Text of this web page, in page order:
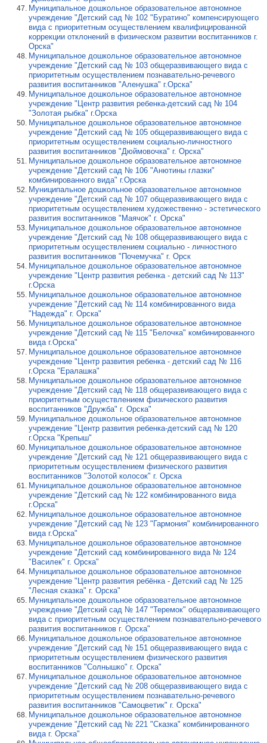
Муниципальное дошкольное образовательное автономное
учреждение "Детский сад № 102 "Буратино" компенсирующего
вида с приоритетным осуществлением квалифицированной
коррекции отклонений в физическом развитии воспитанников г.
Орска"
Муниципальное дошкольное образовательное автономное
учреждение "Детский сад № 103 общеразвивающего вида с
приоритетным осуществлением познавательно-речевого
развития воспитанников "Аленушка" г.Орска"
Муниципальное дошкольное образовательное автономное
учреждение "Центр развития ребенка-детский сад № 104
"Золотая рыбка" г.Орска
Муниципальное дошкольное образовательное автономное
учреждение "Детский сад № 105 общеразвивающего вида с
приоритетным осуществлением социально-личностного
развития воспитанников "Дюймовочка" г. Орска"
Муниципальное дошкольное образовательное автономное
учреждение "Детский сад № 106 "Анютины глазки"
комбинированного вида" г.Орска
Муниципальное дошкольное образовательное автономное
учреждение "Детский сад № 107 общеразвивающего вида с
приоритетным осуществлением художественно - эстетического
развития воспитанников "Маячок" г. Орска"
Муниципальное дошкольное образовательное автономное
учреждение "Детский сад № 108 общеразвивающего вида с
приоритетным осуществлением социально - личностного
развития воспитанников "Почемучка" г. Орск
Муниципальное дошкольное образовательное автономное
учреждение "Центр развития ребенка - детский сад № 113"
г.Орска
Муниципальное дошкольное образовательное автономное
учреждение "Детский сад № 114 комбинированного вида
"Надежда" г. Орска"
Муниципальное дошкольное образовательное автономное
учреждение "Детский сад № 115 "Белочка" комбинированного
вида г.Орска"
Муниципальное дошкольное образовательное автономное
учреждение "Центр развития ребенка - детский сад № 116
г.Орска "Ералашка"
Муниципальное дошкольное образовательное автономное
учреждение "Детский сад № 118 общеразвивающего вида с
приоритетным осуществлением физического развития
воспитанников "Дружба" г. Орска"
Муниципальное дошкольное образовательное автономное
учреждение "Центр развития ребенка-детский сад № 120
г.Орска "Крепыш"
Муниципальное дошкольное образовательное автономное
учреждение "Детский сад № 121 общеразвивающего вида с
приоритетным осуществлением физического развития
воспитанников "Золотой колосок" г. Орска
Муниципальное дошкольное образовательное автономное
учреждение "Детский сад № 122 комбинированного вида
г.Орска"
Муниципальное дошкольное образовательное автономное
учреждение "Детский сад № 123 "Гармония" комбинированного
вида г.Орска"
Муниципальное дошкольное образовательное автономное
учреждение "Детский сад комбинированного вида № 124
"Василек" г. Орска"
Муниципальное дошкольное образовательное автономное
учреждение "Центр развития ребёнка - Детский сад № 125
"Лесная сказка" г. Орска"
Муниципальное дошкольное образовательное автономное
учреждение "Детский сад № 147 "Теремок" общеразвивающего
вида с приоритетным осуществлением познавательно-речевого
развития воспитанников г. Орска"
Муниципальное дошкольное образовательное автономное
учреждение "Детский сад № 151 общеразвивающего вида с
приоритетным осуществлением физического развития
воспитанников "Солнышко" г. Орска"
Муниципальное дошкольное образовательное автономное
учреждение "Детский сад № 208 общеразвивающего вида с
приоритетным осуществлением познавательно-речевого
развития воспитанников "Самоцветик" г. Орска"
Муниципальное дошкольное образовательное автономное
учреждение "Детский сад № 221 "Сказка" комбинированного
вида г. Орска"